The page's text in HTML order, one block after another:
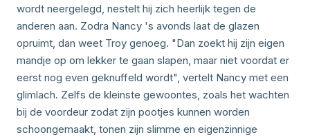
wordt neergelegd, nestelt hij zich heerlijk tegen de
anderen aan. Zodra Nancy 's avonds laat de glazen
opruimt, dan weet Troy genoeg. "Dan zoekt hij zijn eigen
mandje op om lekker te gaan slapen, maar niet voordat er
eerst nog even geknuffeld wordt", vertelt Nancy met een
glimlach. Zelfs de kleinste gewoontes, zoals het wachten
bij de voordeur zodat zijn pootjes kunnen worden
schoongemaakt, tonen zijn slimme en eigenzinnige